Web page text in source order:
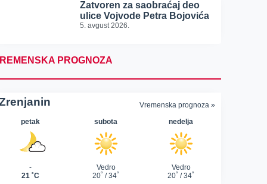
Zatvoren za saobraćaj deo
ulice Vojvode Petra Bojovića
5. avgust 2026.
PROGNOZA